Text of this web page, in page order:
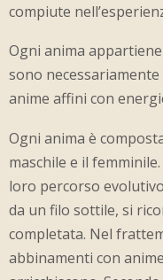
compiute
Ogni anima
sono
anime affini con
Ogni anima è
maschile e il
loro percorso
da un filo sottile, si
completata. Nel
abbinamenti con